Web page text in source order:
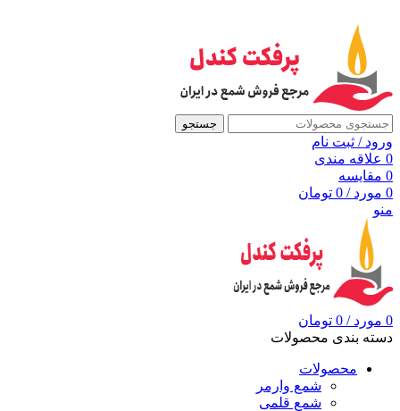
جستجو
ورود / ثبت نام
0 علاقه مندی
0 مقايسه
0 مورد /
0 تومان
منو
0 مورد /
0 تومان
دسته بندی محصولات
محصولات
شمع وارمر
شمع قلمی